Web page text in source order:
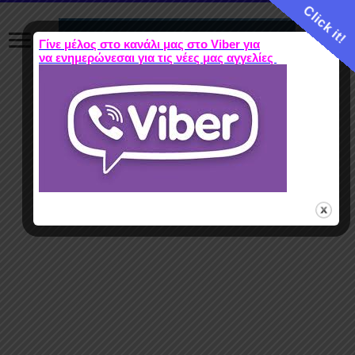
Click it!
Γίνε μέλος στο κανάλι μας στο Viber για
να ενημερώνεσαι για τις νέες μας αγγελίες